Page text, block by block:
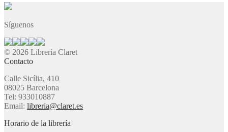
Síguenos
© 2026 Librería Claret
Contacto
Calle Sicília, 410
08025 Barcelona
Tel: 933010887
Email: libreria@claret.es
Horario de la librería